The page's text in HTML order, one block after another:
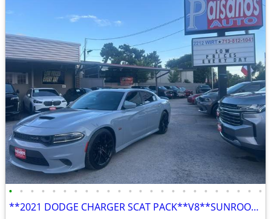
• • • • • • • • • • • • • • • • • • • • • • • •
**2021 DODGE CHARGER SCAT PACK**V8**SUNROOF**REVERSE CAMERA*NAVIGATION